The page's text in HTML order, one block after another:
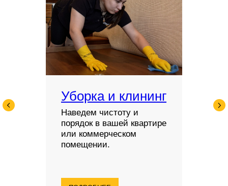
Уборка и клининг
Наведем чистоту и
порядок в вашей квартире
или коммерческом
помещении.